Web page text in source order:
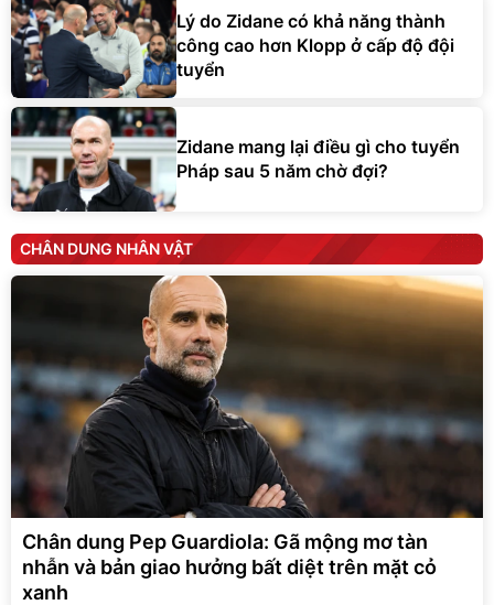
Lý do Zidane có khả năng thành
công cao hơn Klopp ở cấp độ đội
tuyển
Zidane mang lại điều gì cho tuyển
Pháp sau 5 năm chờ đợi?
CHÂN DUNG NHÂN VẬT
Chân dung Pep Guardiola: Gã mộng mơ tàn
nhẫn và bản giao hưởng bất diệt trên mặt cỏ
xanh